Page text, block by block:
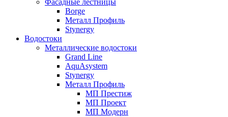
Фасадные лестницы
Borge
Металл Профиль
Stynergy
Водостоки
Металлические водостоки
Grand Line
AquAsystem
Stynergy
Металл Профиль
МП Престиж
МП Проект
МП Модерн